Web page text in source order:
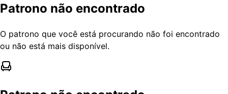
Patrono não encontrado
O patrono que você está procurando não foi encontrado
ou não está mais disponível.